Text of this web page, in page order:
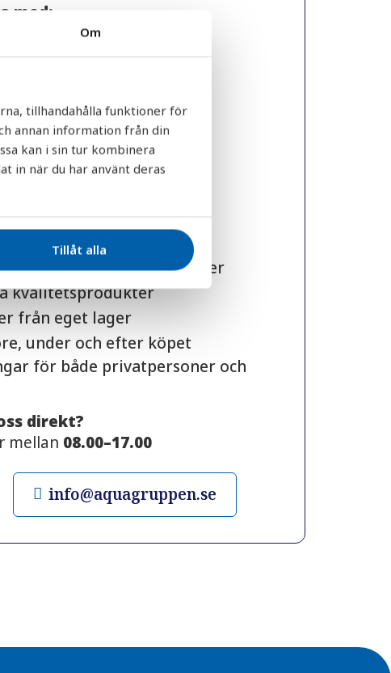
Om
tillhandahålla funktioner för
annan information från din
kan i sin tur kombinera
in när du har använt deras
Tillåt alla
med:
och rådgivning
kompatibilitet
och projektplanering
inom vattenfilter och
från kunniga specialister
kvalitetsprodukter
från eget lager
under och efter köpet
för både privatpersoner och
direkt?
mellan 08.00–17.00
info@aquagruppen.se